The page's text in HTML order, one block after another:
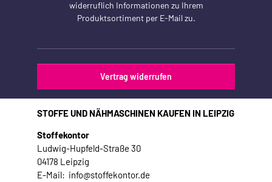
widerruflich Informationen zu Ihrem
Produktsortiment per E-Mail zu.
Vertrag widerrufen
STOFFE UND NÄHMASCHINEN KAUFEN IN LEIPZIG
Stoffekontor
Ludwig-Hupfeld-Straße 30
04178 Leipzig
E-Mail: info@stoffekontor.de